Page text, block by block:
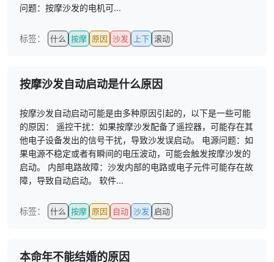
问题：按摩沙发的电机可...
标签： 什么 按摩 原因 沙发 上下 滚动
按摩沙发自动启动是什么原因
按摩沙发自动启动可能是由多种原因引起的，以下是一些可能
的原因： 遥控干扰：如果按摩沙发配备了遥控器，可能存在其
他电子设备发出的信号干扰，导致沙发误启动。 电源问题：如
果电源不稳定或者有瞬间的电压波动，可能会触发按摩沙发的
启动。 内部电路故障：沙发内部的电路或电子元件可能存在故
障，导致自动启动。 软件...
标签： 什么 按摩 原因 自动 沙发 启动
本命年不能结婚的原因